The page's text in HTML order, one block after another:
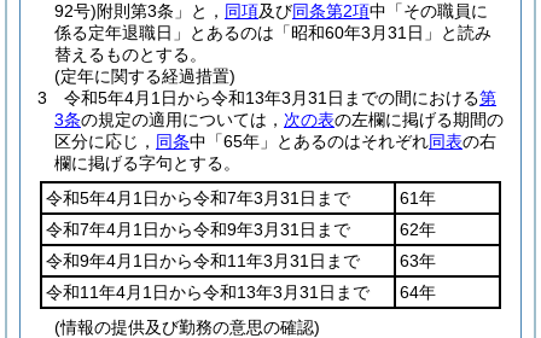
92号)附則第3条」と， 同項及び同条第2項中「その職員に
係る定年退職日」とあるのは「昭和60年3月31日」と読み
替えるものとする。
(定年に関する経過措置)
3
令和5年4月1日から令和13年3月31日までの間における第
3条の規定の適用については， 次の表の左欄に掲げる期間の
区分に応じ， 同条中「65年」とあるのはそれぞれ同表の右
欄に掲げる字句とする。
令和5年4月1日から令和7年3月31日まで
61年
令和7年4月1日から令和9年3月31日まで
62年
令和9年4月1日から令和11年3月31日まで
63年
令和11年4月1日から令和13年3月31日まで
64年
(情報の提供及び勤務の意思の確認)